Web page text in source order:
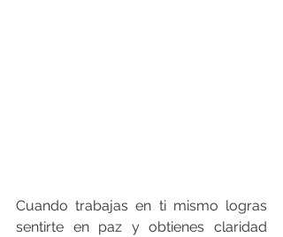
Cuando trabajas en ti mismo logras
sentirte en paz y obtienes claridad